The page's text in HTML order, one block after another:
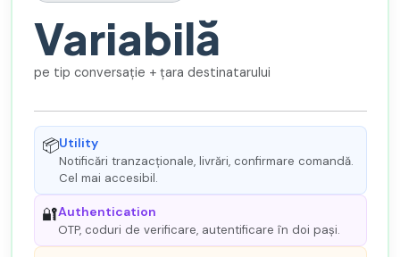
Variabilă
pe tip conversație + țara destinatarului
📦Utility
Notificări tranzacționale, livrări, confirmare comandă.
Cel mai accesibil.
🔐Authentication
OTP, coduri de verificare, autentificare în doi pași.